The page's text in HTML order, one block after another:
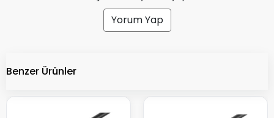
Yorum Yap
Benzer Ürünler